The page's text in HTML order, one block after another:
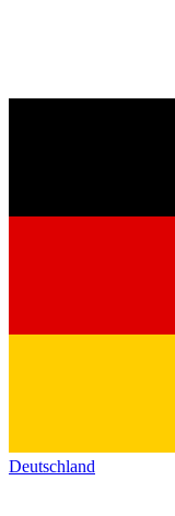
Deutschland